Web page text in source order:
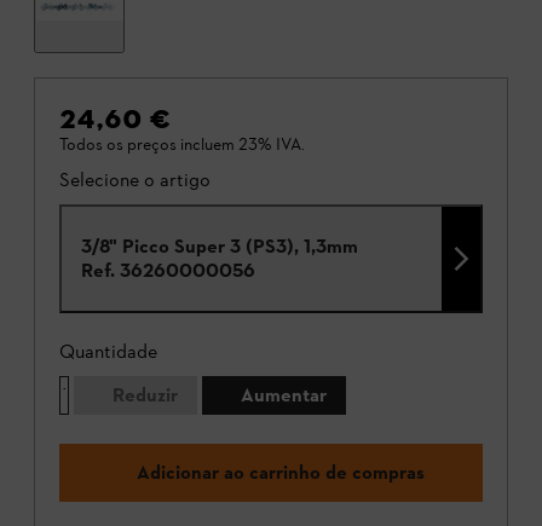
24,60 €
Todos os preços incluem 23% IVA.
Selecione o artigo
3/8" Picco Super 3 (PS3), 1,3mm
Ref. 36260000056
Quantidade
Reduzir
Aumentar
Adicionar ao carrinho de compras